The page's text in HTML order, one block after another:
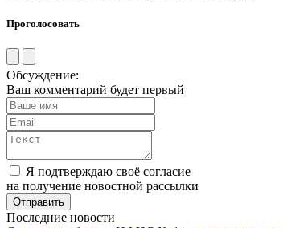
Проголосовать
Обсуждение:
Ваш комментарий будет первый
Я подтверждаю своё согласие
на получение новостной рассылки
Последние новости